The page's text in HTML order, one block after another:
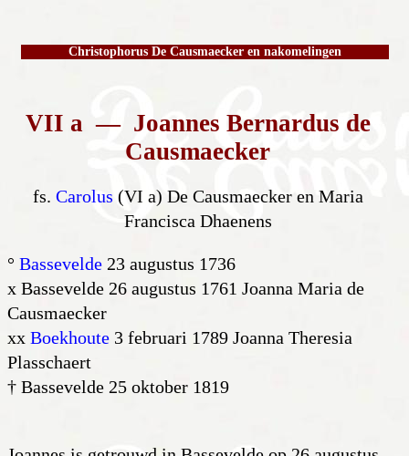
Christophorus De Causmaecker en nakomelingen
VII a — Joannes Bernardus de
Causmaecker
fs. Carolus (VI a) De Causmaecker en Maria
Francisca Dhaenens
° Bassevelde 23 augustus 1736
x Bassevelde 26 augustus 1761 Joanna Maria de
Causmaecker
xx Boekhoute 3 februari 1789 Joanna Theresia
Plasschaert
† Bassevelde 25 oktober 1819